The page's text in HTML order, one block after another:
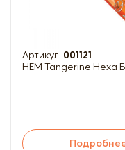
Артикул: 001121
HEM Tangerine Hexa